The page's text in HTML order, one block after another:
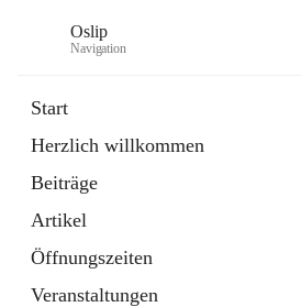
Oslip
Navigation
Start
Herzlich willkommen
Beiträge
Artikel
Öffnungszeiten
Veranstaltungen
Externe Webseite
in
Tab
Bundeskanzleramt Österreich
Externe Webseite
öffnet
in
neuem
Tab